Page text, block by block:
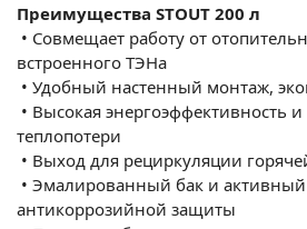
Преимущества STOUT 200 л
• Совмещает работу от
встроенного ТЭНа
• Удобный настенный монтаж,
• Высокая энергоэффективность
теплопотери
• Выход для рециркуляции
• Эмалированный бак и
антикоррозийной защиты